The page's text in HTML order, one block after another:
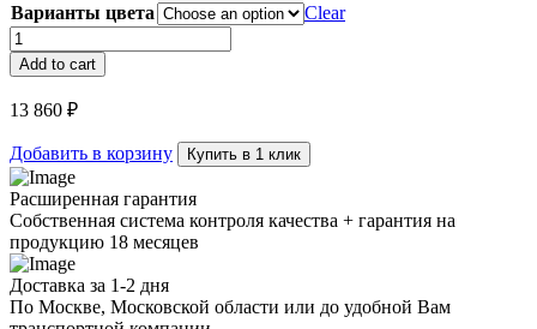
Варианты цвета
Clear
Люстра
Masina
quantity
Add to cart
13 860 ₽
Добавить в корзину Купить в 1 клик
Расширенная гарантия
Собственная система контроля качества + гарантия на
продукцию 18 месяцев
Доставка за 1-2 дня
По Москве, Московской области или до удобной Вам